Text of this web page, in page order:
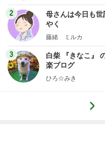
2
母さんは今日も世
やく
藤緒 ミルカ
3
白柴 『きなこ』
楽ブログ
ひろ☆みき